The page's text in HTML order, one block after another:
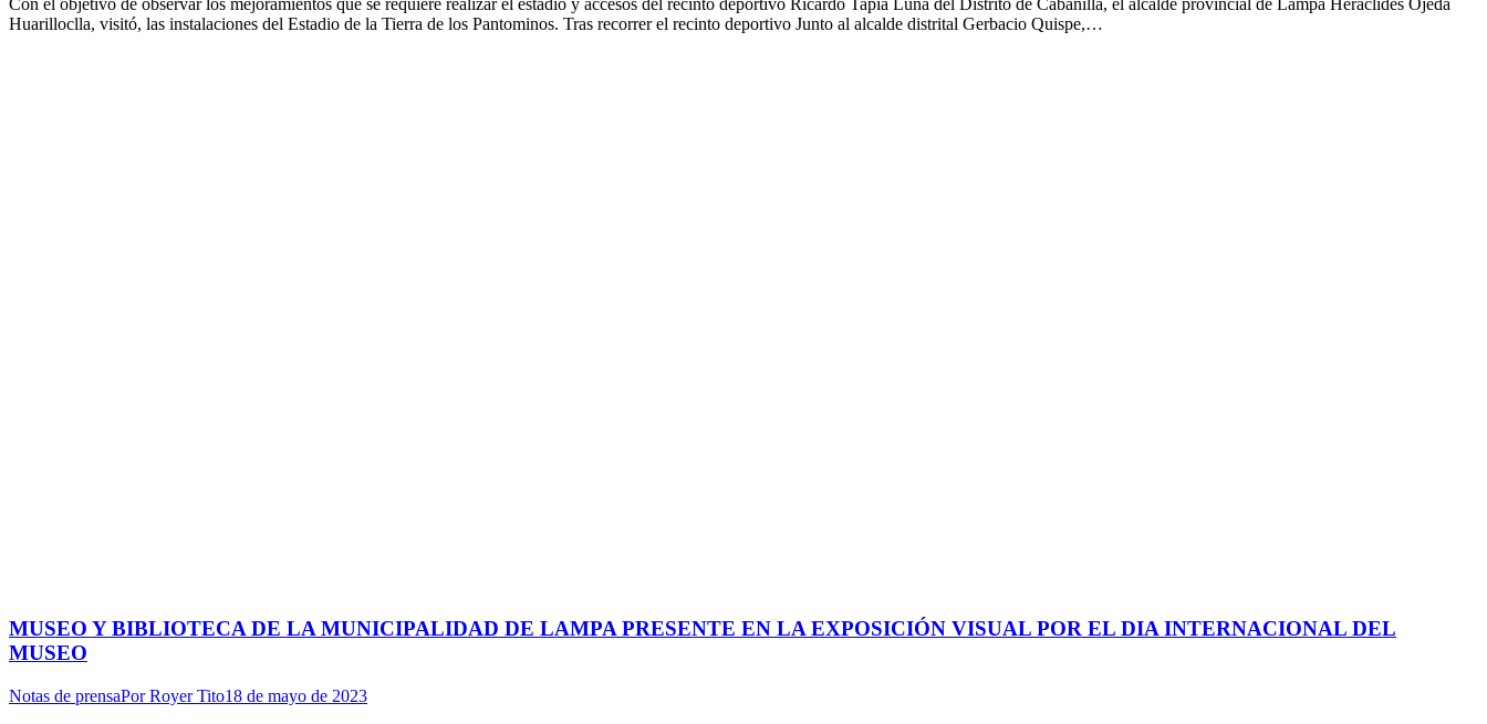
Con el objetivo de observar los mejoramientos que se requiere realizar el estadio y accesos del recinto deportivo Ricardo Tapia Luna del Distrito de Cabanilla, el alcalde provincial de Lampa Heraclides Ojeda
Huarilloclla, visitó, las instalaciones del Estadio de la Tierra de los Pantominos. Tras recorrer el recinto deportivo Junto al alcalde distrital Gerbacio Quispe,…
MUSEO Y BIBLIOTECA DE LA MUNICIPALIDAD DE LAMPA PRESENTE EN LA EXPOSICIÓN VISUAL POR EL DIA INTERNACIONAL DEL
MUSEO
Notas de prensaPorRoyer Tito18 de mayo de 2023